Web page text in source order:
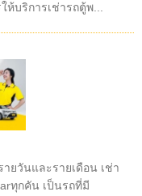
ห้บริการเช่ารถตู้พ...
ายวันและรายเดือน เช่า
ทุกคัน เป็นรถที่มี